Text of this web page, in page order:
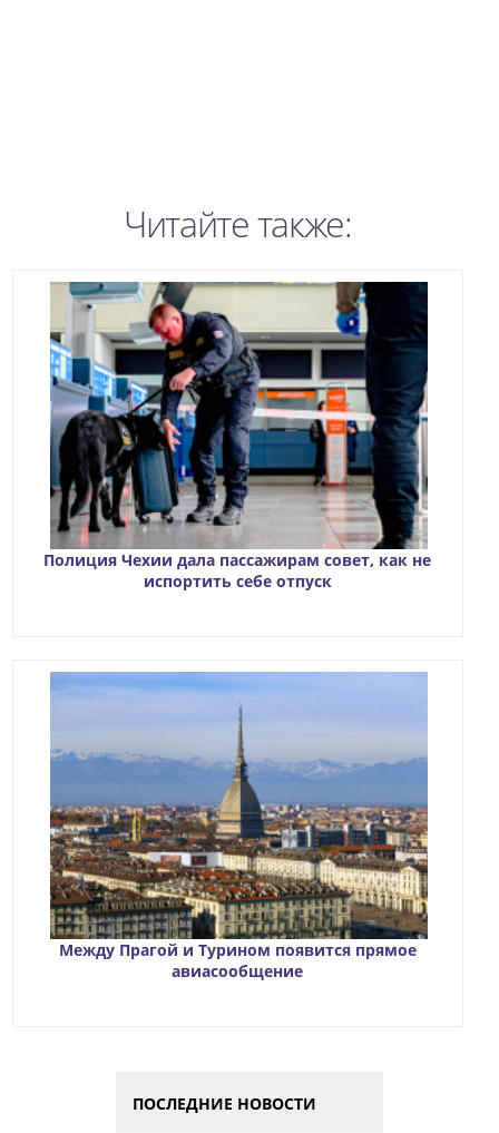
Читайте также:
Полиция Чехии дала пассажирам совет, как не
испортить себе отпуск
Между Прагой и Турином появится прямое
авиасообщение
ПОСЛЕДНИЕ НОВОСТИ